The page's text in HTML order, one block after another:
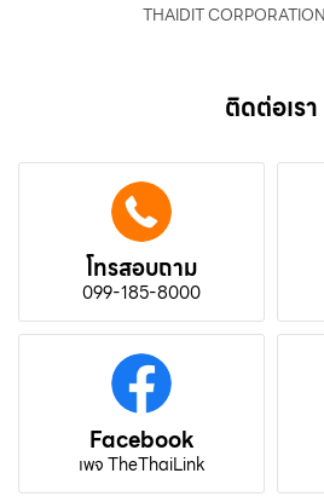
THAIDIT
ติดต่อเรา
โทรสอบถาม
099-185-8000
Facebook
เพจ TheThaiLink